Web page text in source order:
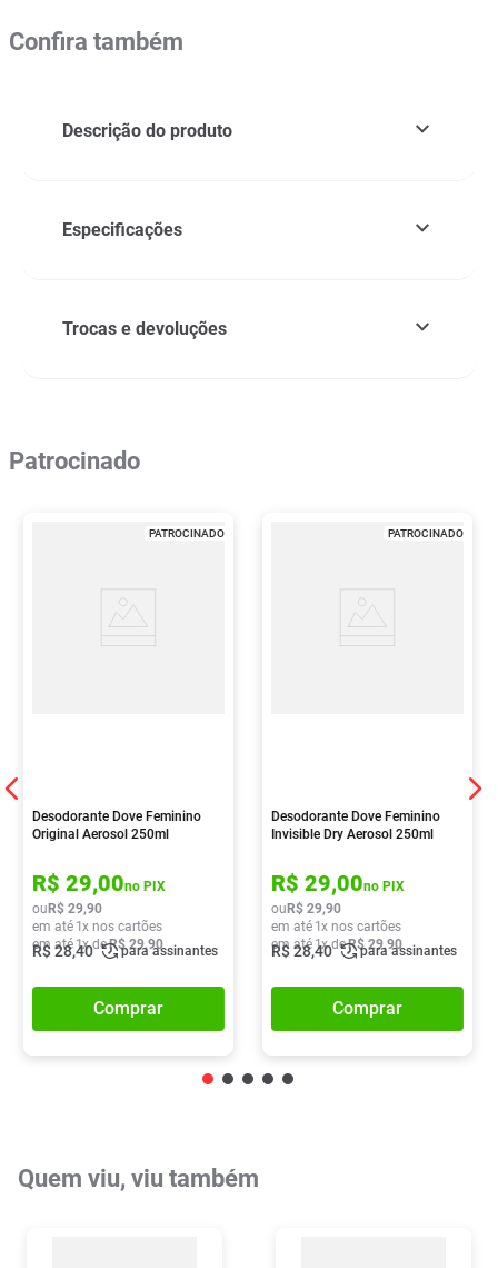
Confira também
Descrição do produto
Especificações
Trocas e devoluções
Patrocinado
PATROCINADO
Desodorante Dove Feminino
Original Aerosol 250ml
R$ 29,00no PIX
ou R$ 29,90
em até 1x nos cartões
em até 1x deR$ 29,90
R$28,40 para assinantes
Comprar
PATROCINADO
Desodorante Dove Feminino
Invisible Dry Aerosol 250ml
R$ 29,00no PIX
ou R$ 29,90
em até 1x nos cartões
em até 1x deR$ 29,90
R$28,40 para assinantes
Comprar
Quem viu, viu também